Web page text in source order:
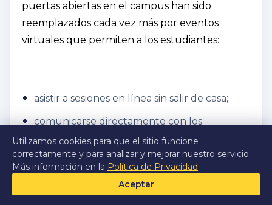
puertas abiertas en el campus han sido
reemplazados cada vez más por eventos
virtuales que permiten a los estudiantes:
asistir a sesiones en línea sin salir de casa;
comunicarse directamente con los
representantes de la universidad;
Haga preguntas y obtenga respuestas de
Utilizamos cookies para que el sitio funcione
correctamente y para analizar y mejorar nuestro servicio.
Más información en la Política de Privacidad
Aceptar